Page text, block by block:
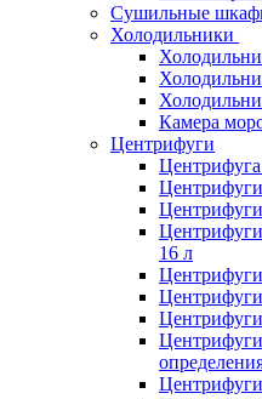
Сушильные
Холодильники
Камера
Центрифуги
16 л